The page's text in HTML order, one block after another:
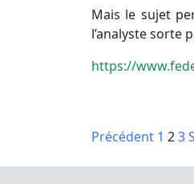
Mais le sujet
l’analyste sorte
https://
des
Précédent 1 23